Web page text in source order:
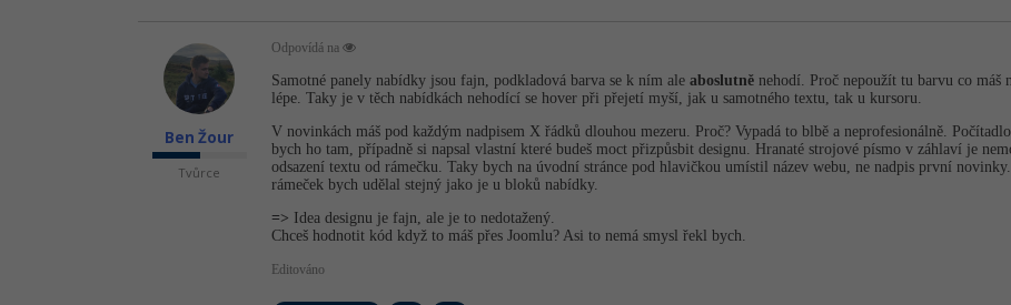
Ben Žour
Tvůrce
Odpovídá na
Samotné panely nabídky jsou fajn, podkladová barva se k ním ale aboslutně nehodí. Proč nepoužít tu barvu co máš
lépe. Taky je v těch nabídkách nehodící se hover při přejetí myší, jak u samotného textu, tak u kursoru.
V novinkách máš pod každým nadpisem X řádků dlouhou mezeru. Proč? Vypadá to blbě a neprofesionálně.
bych ho tam, případně si napsal vlastní které budeš moct přizpůsbit designu. Hranaté strojové písmo v záhlaví je
odsazení textu od rámečku. Taky bych na úvodní stránce pod hlavičkou umístil název webu, ne nadpis první
rámeček bych udělal stejný jako je u bloků nabídky.
=> Idea designu je fajn, ale je to nedotažený.
Chceš hodnotit kód když to máš přes Joomlu? Asi to nemá smysl řekl bych.
Editováno